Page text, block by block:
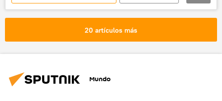
🌍 Oriente Medio
Siria
noticias
20 artículos más
Mundo